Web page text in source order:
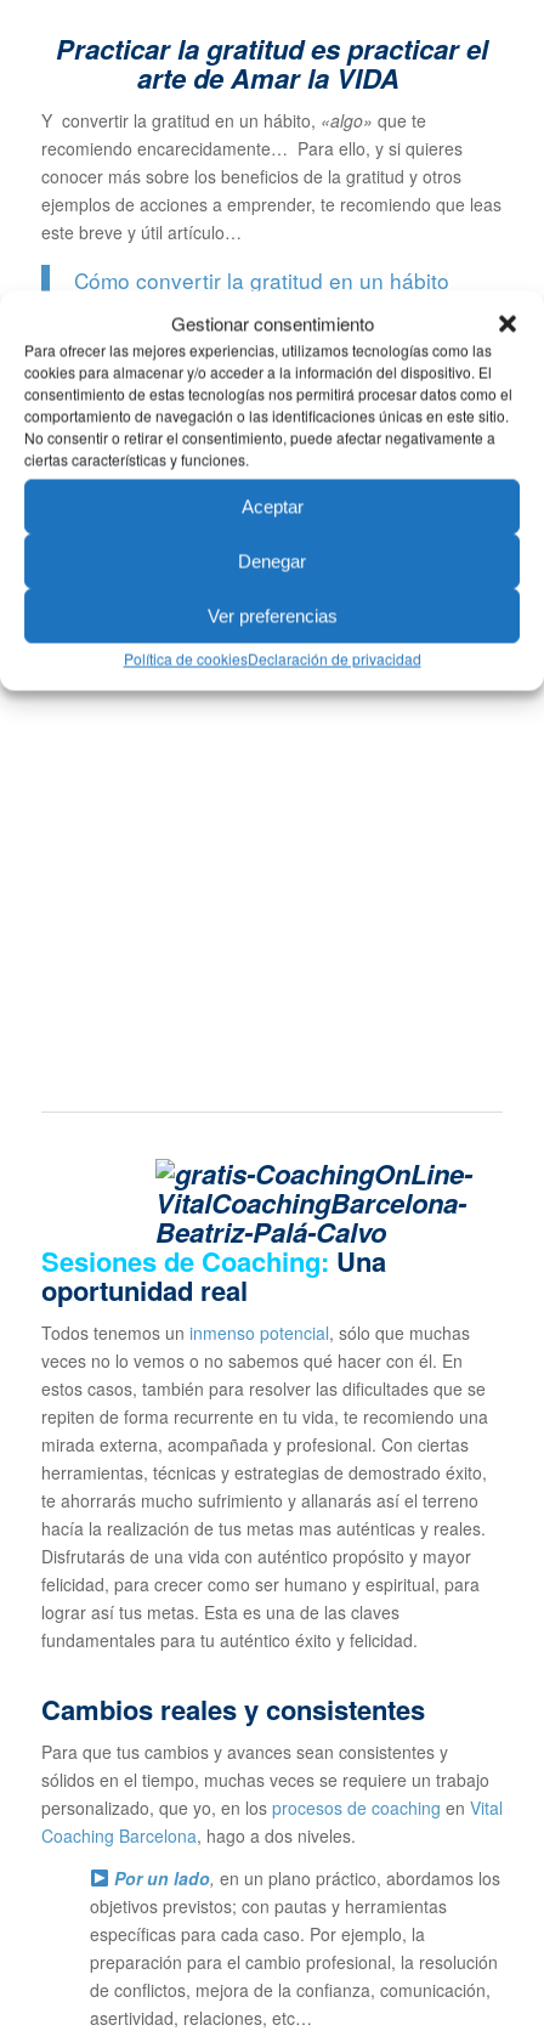
Gestionar consentimiento
Para ofrecer las mejores experiencias, utilizamos tecnologías como las
cookies para almacenar y/o acceder a la información del dispositivo. El
consentimiento de estas tecnologías nos permitirá procesar datos como el
comportamiento de navegación o las identificaciones únicas en este sitio.
No consentir o retirar el consentimiento, puede afectar negativamente a
ciertas características y funciones.
Aceptar
Denegar
Ver preferencias
Política de cookiesDeclaración de privacidad
Practicar la gratitud es practicar el
arte de Amar la VIDA
Y convertir la gratitud en un hábito, «algo» que te
recomiendo encarecidamente… Para ello, y si quieres
conocer más sobre los beneficios de la gratitud y otros
ejemplos de acciones a emprender, te recomiendo que leas
este breve y útil artículo…
Cómo convertir la gratitud en un hábito
Sesiones de Coaching: Una
oportunidad real
Todos tenemos un inmenso potencial, sólo que muchas
veces no lo vemos o no sabemos qué hacer con él. En
estos casos, también para resolver las dificultades que se
repiten de forma recurrente en tu vida, te recomiendo una
mirada externa, acompañada y profesional. Con ciertas
herramientas, técnicas y estrategias de demostrado éxito,
te ahorrarás mucho sufrimiento y allanarás así el terreno
hacía la realización de tus metas mas auténticas y reales.
Disfrutarás de una vida con auténtico propósito y mayor
felicidad, para crecer como ser humano y espiritual, para
lograr así tus metas. Esta es una de las claves
fundamentales para tu auténtico éxito y felicidad.
Cambios reales y consistentes
Para que tus cambios y avances sean consistentes y
sólidos en el tiempo, muchas veces se requiere un trabajo
personalizado, que yo, en los procesos de coaching en Vital
Coaching Barcelona, hago a dos niveles.
Por un lado, en un plano práctico, abordamos los
objetivos previstos; con pautas y herramientas
específicas para cada caso. Por ejemplo, la
preparación para el cambio profesional, la resolución
de conflictos, mejora de la confianza, comunicación,
asertividad, relaciones, etc…